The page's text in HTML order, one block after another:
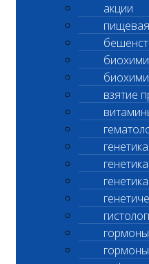
акции
взятие
гормоны